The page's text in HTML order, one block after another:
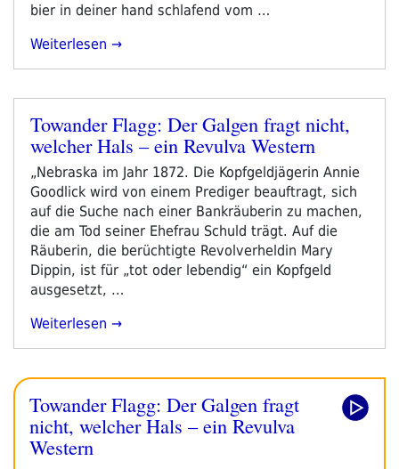
bier in deiner hand schlafend vom …
„jeder
Ein
Gedicht
#21:
Travnicek
–
Gestern
Mein
Freund“
Weiterlesen
Veröffentlicht
am
Towander Flagg: Der Galgen fragt nicht,
welcher Hals – ein Revulva Western
„Nebraska im Jahr 1872. Die Kopfgeldjägerin Annie
Goodlick wird von einem Prediger beauftragt, sich
auf die Suche nach einer Bankräuberin zu machen,
die am Tod seiner Ehefrau Schuld trägt. Auf die
Räuberin, die berüchtigte Revolverheldin Mary
Dippin, ist für „tot oder lebendig“ ein Kopfgeld
ausgesetzt, …
„Towander
Galgen
Fragt
Nicht,
Welcher
Hals
Weiterlesen
Towander Flagg: Der Galgen fragt
nicht, welcher Hals – ein Revulva
Western